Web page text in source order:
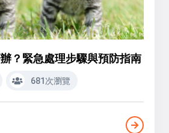
？緊急處理步驟與預防指南
681次瀏覽